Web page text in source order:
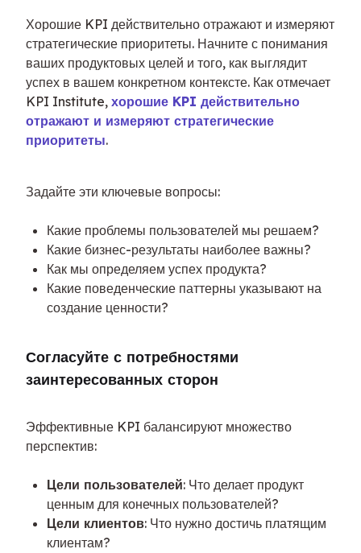
Хорошие KPI действительно отражают и измеряют
стратегические приоритеты. Начните с понимания
ваших продуктовых целей и того, как выглядит
успех в вашем конкретном контексте. Как отмечает
KPI Institute, хорошие KPI действительно
отражают и измеряют стратегические
приоритеты.
Задайте эти ключевые вопросы:
Какие проблемы пользователей мы решаем?
Какие бизнес-результаты наиболее важны?
Как мы определяем успех продукта?
Какие поведенческие паттерны указывают на
создание ценности?
Согласуйте с потребностями
заинтересованных сторон
Эффективные KPI балансируют множество
перспектив:
Цели пользователей: Что делает продукт
ценным для конечных пользователей?
Цели клиентов: Что нужно достичь платящим
клиентам?